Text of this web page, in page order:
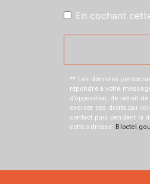
En cochant
** Les données
répondre à votre
d’opposition, de retrait
exercer ces droits par
contact puis pendant la
cette adresse: